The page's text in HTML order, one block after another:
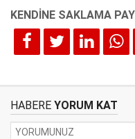
HABERE YORUM KAT